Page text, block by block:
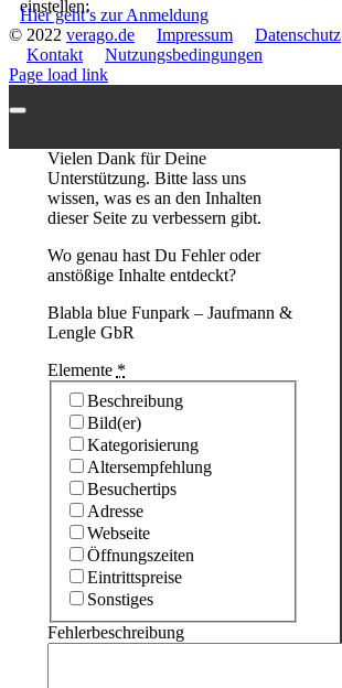
einstellen:
Hier geht’s zur Anmeldung
© 2022 verago.de Impressum Datenschutz
Kontakt
Nutzungsbedingungen
Page load link
Vielen Dank für Deine
Unterstützung. Bitte lass uns
wissen, was es an den Inhalten
dieser Seite zu verbessern gibt.
Wo genau hast Du Fehler oder
anstößige Inhalte entdeckt?
Blabla blue Funpark – Jaufmann &
Lengle GbR
Elemente *
Beschreibung
Bild(er)
Kategorisierung
Altersempfehlung
Besuchertips
Adresse
Webseite
Öffnungszeiten
Eintrittspreise
Sonstiges
Fehlerbeschreibung